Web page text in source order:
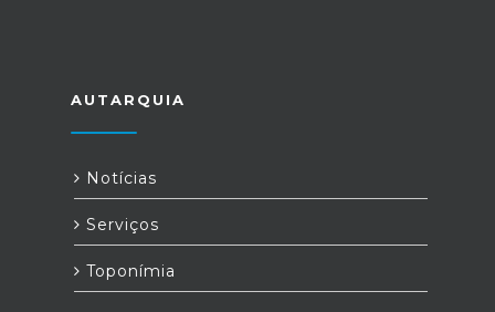
AUTARQUIA
Notícias
Serviços
Toponímia